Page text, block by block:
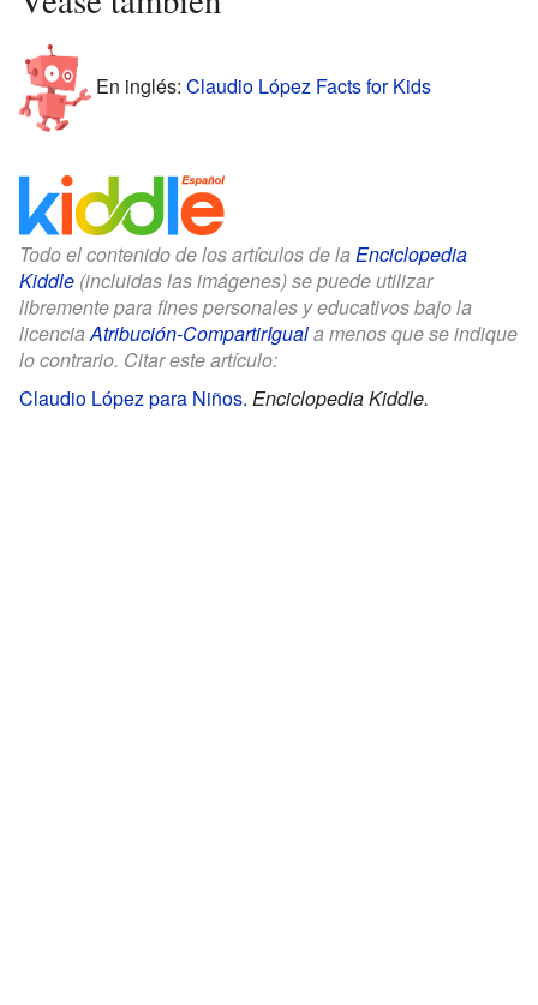
En inglés: Claudio López Facts for Kids
Todo el contenido de los artículos de la Enciclopedia
Kiddle (incluidas las imágenes) se puede utilizar
libremente para fines personales y educativos bajo la
licenciaAtribución-CompartirIguala menos que se indique
lo contrario. Citar este artículo:
Claudio López para Niños. Enciclopedia Kiddle.